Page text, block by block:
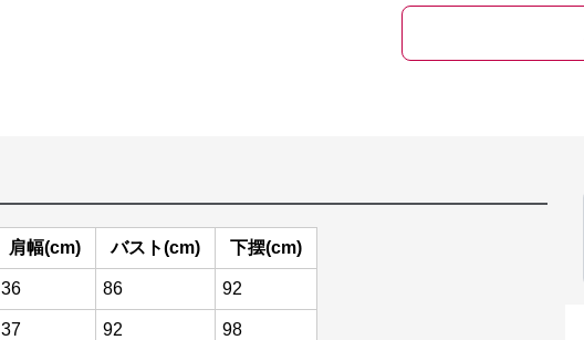
肩幅(cm) バスト(cm) 下摆(cm)
36 86 92
37 92 98